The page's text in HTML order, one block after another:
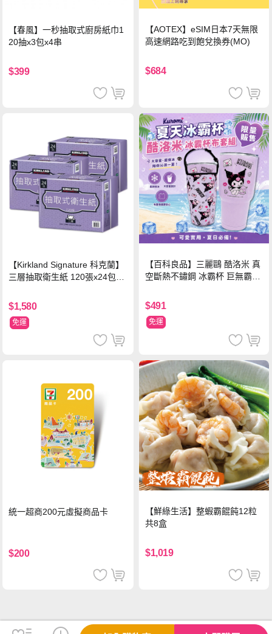
【春風】一秒抽取式廚房紙巾1
20抽x3包x4串
$399
【AOTEX】eSIM日本7天無限
高速網路吃到飽兌換券(MO)
$684
【Kirkland Signature 科克蘭】
三層抽取衛生紙 120張x24包x3
$1,580
免運
【百科良品】三麗鷗 酷洛米 真
空斷熱不鏽鋼 冰霸杯 巨無霸鋼
ml-信封款(贈手提杯套)
$491
免運
統一超商200元虛擬商品卡
$200
【鮮綠生活】整蝦霸餛飩12粒
共8盒
$1,019